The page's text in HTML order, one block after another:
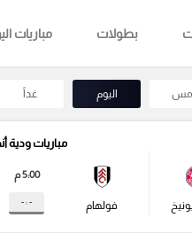
بطولات مباريات
أمس اليوم غداً
مباريات ودية
فولهام
5:00 م
- : -